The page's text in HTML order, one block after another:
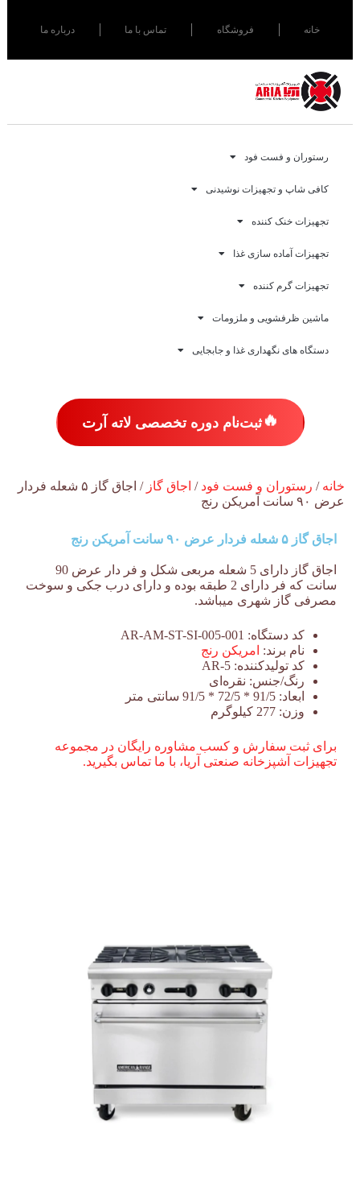
خانه فروشگاه تماس با ما درباره ما
رستوران و فست فود
کافی شاپ و تجهیزات نوشیدنی
تجهیزات خنک کننده
تجهیزات آماده سازی غذا
تجهیزات گرم کننده
ماشین ظرفشویی و ملزومات
دستگاه های نگهداری غذا و جابجایی
🔥ثبت‌نام دوره تخصصی لاته آرت
خانه / رستوران و فست فود / اجاق گاز
/ اجاق گاز ۵ شعله فردار
عرض ۹۰ سانت آمریکن رنج
اجاق گاز ۵ شعله فردار عرض ۹۰ سانت آمریکن رنج
اجاق گاز دارای 5 شعله مربعی شکل و فر دار عرض 90
سانت که فر دارای 2 طبقه بوده و دارای درب جکی و سوخت
مصرفی گاز شهری میباشد.
کد دستگاه: AR-AM-ST-SI-005-001
نام برند: امریکن رنج
کد تولیدکننده: AR-5
رنگ/جنس: نقره‌ای
ابعاد: 91/5 * 72/5 * 91/5 سانتی متر
وزن: 277 کیلوگرم
برای ثبت سفارش و کسب مشاوره رایگان در مجموعه
تجهیزات آشپزخانه صنعتی آریا، با ما تماس بگیرید.